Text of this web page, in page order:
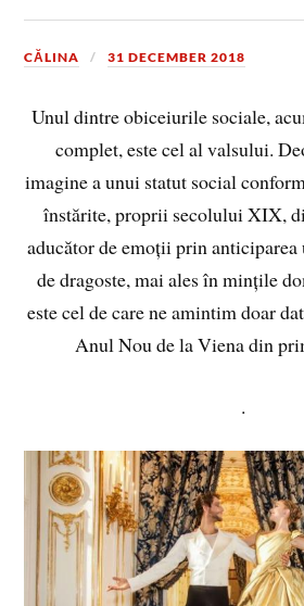
CĂLINA 31 DECEMBER 2018
Unul dintre obiceiurile sociale,
complet, este cel al valsului.
imagine a unui statut social
înstărite, proprii secolului XIX,
aducător de emoții prin
de dragoste, mai ales în mințile
este cel de care ne amintim doar
Anul Nou de la Viena din
.